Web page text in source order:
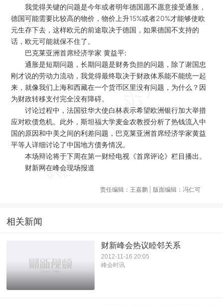
我觉得关键的问题是今年或者明年德国愿不愿意接受通胀，
德国可能需要比较高的物价，物价上升15%或者20%才能够使欧
元生存下去，这样欧元的前途取决于德国，如果德国不支持的
话，欧元可能就保不住了。
巴克莱亚洲首席经济学家 黄益平:
通胀是短期问题，长期问题是财务负担的问题，除了谢国忠
刚才说的劳动力流动，我觉得最终取决于财政体系能不能统一起
来，就像我们上海和西藏在一个货币区里没有问题，为什么？因
为财政转移支付完全没有障碍。
讨论过程中，法国驻华大使白林表示希望欧洲银行加大举措
应对欧债危机。此外，斯坦福大学麦金农教授分析了热钱流入中
国的原因和中美之间的利差问题，巴克莱亚洲首席经济学家黄益
平等人详细讨论了中国地方债务情况。
本场辩论将于下周在第一财经电视《首席评论》栏目播出。
财新网在峰会现场报道
责任编辑：王嘉鹏 | 版面编辑：冯仁可
相关新闻
财新峰会热议睦邻关系
2012-11-16 20:05
峰会时讯